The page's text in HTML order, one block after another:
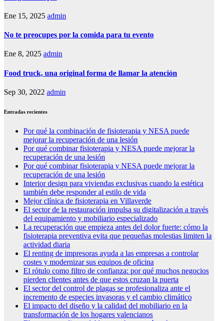
Ene 15, 2025 admin
No te preocupes por la comida para tu evento
Ene 8, 2025 admin
Food truck, una original forma de llamar la atención
Sep 30, 2022 admin
Entradas recientes
Por qué la combinación de fisioterapia y NESA puede
mejorar la recuperación de una lesión
Por qué combinar fisioterapia y NESA puede mejorar la
recuperación de una lesión
Por qué combinar fisioterapia y NESA puede mejorar la
recuperación de una lesión
Interior design para viviendas exclusivas cuando la estética
también debe responder al estilo de vida
Mejor clínica de fisioterapia en Villaverde
El sector de la restauración impulsa su digitalización a través
del equipamiento y mobiliario especializado
La recuperación que empieza antes del dolor fuerte: cómo la
fisioterapia preventiva evita que pequeñas molestias limiten la
actividad diaria
El renting de impresoras ayuda a las empresas a controlar
costes y modernizar sus equipos de oficina
El rótulo como filtro de confianza: por qué muchos negocios
pierden clientes antes de que estos cruzan la puerta
El sector del control de plagas se profesionaliza ante el
incremento de especies invasoras y el cambio climático
El impacto del diseño y la calidad del mobiliario en la
transformación de los hogares valencianos